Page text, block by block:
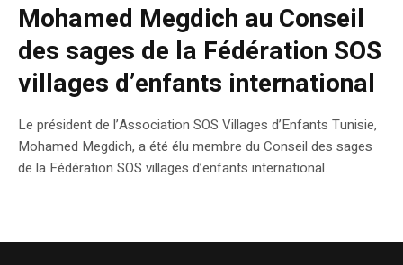
Mohamed Megdich au Conseil
des sages de la Fédération SOS
villages d’enfants international
Le président de l’Association SOS Villages d’Enfants Tunisie,
Mohamed Megdich, a été élu membre du Conseil des sages
de la Fédération SOS villages d’enfants international.